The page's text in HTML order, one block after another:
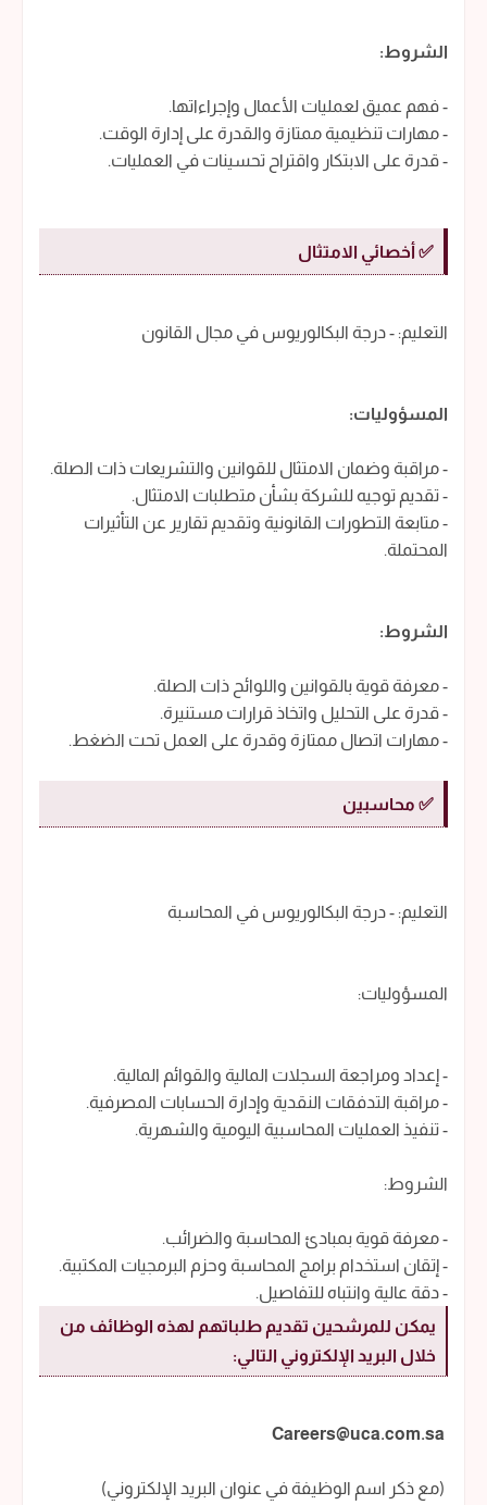
الشروط:
- فهم عميق لعمليات الأعمال وإجراءاتها.
- مهارات تنظيمية ممتازة والقدرة على إدارة الوقت.
- قدرة على الابتكار واقتراح تحسينات في العمليات.
✅ أخصائي الامتثال
التعليم: - درجة البكالوريوس في مجال القانون
المسؤوليات:
- مراقبة وضمان الامتثال للقوانين والتشريعات ذات الصلة.
- تقديم توجيه للشركة بشأن متطلبات الامتثال.
- متابعة التطورات القانونية وتقديم تقارير عن التأثيرات
المحتملة.
الشروط:
- معرفة قوية بالقوانين واللوائح ذات الصلة.
- قدرة على التحليل واتخاذ قرارات مستنيرة.
- مهارات اتصال ممتازة وقدرة على العمل تحت الضغط.
✅ محاسبين
التعليم: - درجة البكالوريوس في المحاسبة
المسؤوليات:
- إعداد ومراجعة السجلات المالية والقوائم المالية.
- مراقبة التدفقات النقدية وإدارة الحسابات المصرفية.
- تنفيذ العمليات المحاسبية اليومية والشهرية.
الشروط:
- معرفة قوية بمبادئ المحاسبة والضرائب.
- إتقان استخدام برامج المحاسبة وحزم البرمجيات المكتبية.
- دقة عالية وانتباه للتفاصيل.
يمكن للمرشحين تقديم طلباتهم لهذه الوظائف من
خلال البريد الإلكتروني التالي:
(مع ذكر اسم الوظيفة في عنوان البريد الإلكتروني)